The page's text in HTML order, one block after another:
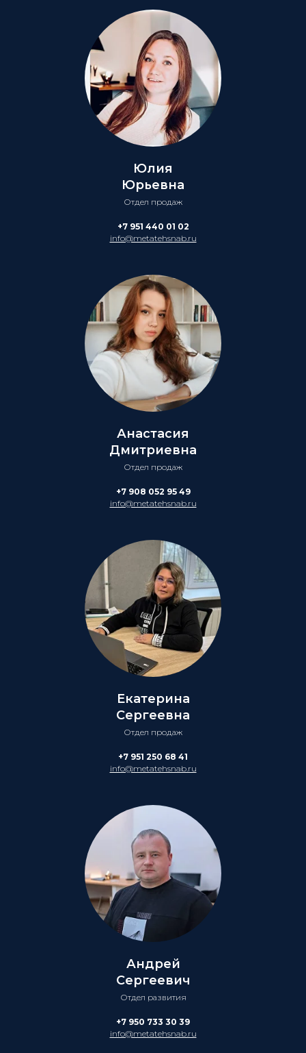
Юлия
Юрьевна
Отдел продаж
+7 951 440 01 02
info@metatehsnab.ru
Анастасия
Дмитриевна
Отдел продаж
+7 908 052 95 49
info@metatehsnab.ru
Екатерина
Сергеевна
Отдел продаж
+7 951 250 68 41
info@metatehsnab.ru
Андрей
Сергеевич
Отдел развития
+7 950 733 30 39
info@metatehsnab.ru